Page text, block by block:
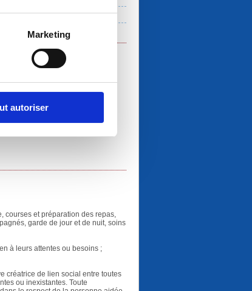
Marketing
autoriser
courses et préparation des repas,
garde de jour et de nuit, soins
à leurs attentes ou besoins ;
créatrice de lien social entre toutes
ou inexistantes. Toute